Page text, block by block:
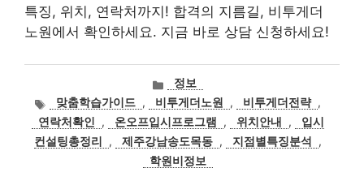
특징, 위치, 연락처까지! 합격의 지름길, 비투게더
노원에서 확인하세요. 지금 바로 상담 신청하세요!
카
테
고
리
정보
태
그
맞춤학습가이드 , 비투게더노원 , 비투게더전략 ,
연락처확인
, 온오프입시프로그램 , 위치안내 ,
입시
컨설팅총정리
, 제주강남송도목동 , 지점별특징분석
,
학원비정보